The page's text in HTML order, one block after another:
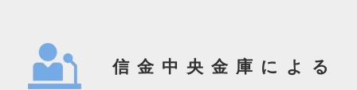
信金中央金庫による